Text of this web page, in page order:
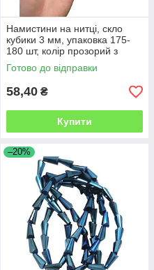
Намистини на нитці, скло
кубики 3 мм, упаковка 175-
180 шт, колір прозорий з
переливом
Готово до відправки
58,40 ₴
Купити
–20%